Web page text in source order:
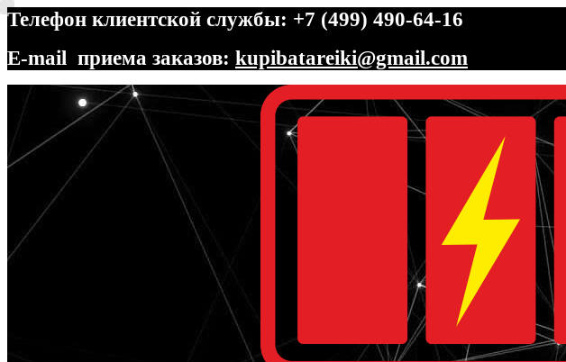
Телефон клиентской службы: +7 (499) 490-64-16
E-mail приема заказов: kupibatareiki@gmail.com
Перейти
навигации
Перейти
содержимому